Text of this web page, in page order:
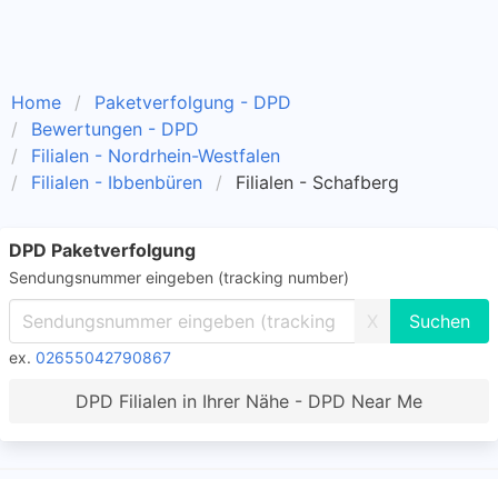
Home
Paketverfolgung - DPD
Bewertungen - DPD
Filialen - Nordrhein-Westfalen
Filialen - Ibbenbüren
Filialen - Schafberg
DPD Paketverfolgung
Sendungsnummer eingeben (tracking number)
X
ex. 02655042790867
DPD Filialen in Ihrer Nähe - DPD Near Me